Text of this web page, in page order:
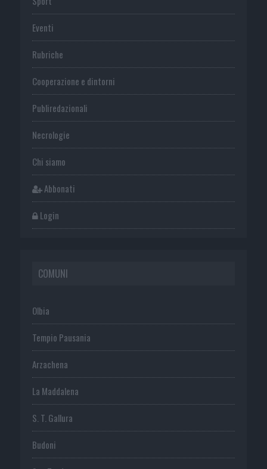
Eventi
Rubriche
Cooperazione e dintorni
Publiredazionali
Necrologie
Chi siamo
Abbonati
Login
COMUNI
Olbia
Tempio Pausania
Arzachena
La Maddalena
S. T. Gallura
Budoni